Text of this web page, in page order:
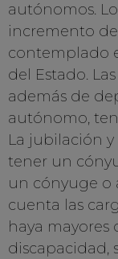
autónomos.
incremento
contemplado
del Estado.
además de
autónomo,
La jubilación
tener un
un cónyuge o
cuenta las
haya mayores
discapacidad,